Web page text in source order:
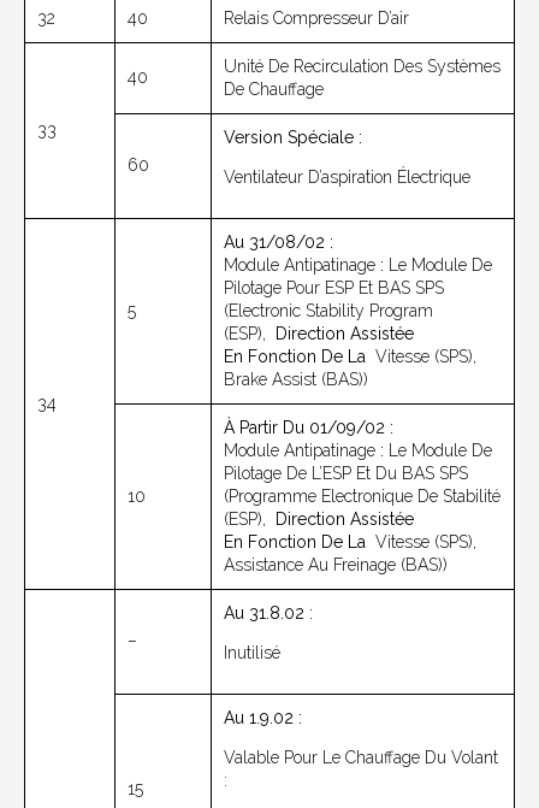
32 40 Relais Compresseur D’air
33
40
Unité De Recirculation Des Systèmes
De Chauffage
60
Version Spéciale :
Ventilateur D’aspiration Électrique
34
5
Au 31/08/02 :
Module Antipatinage : Le Module De
Pilotage Pour ESP Et BAS SPS
(Electronic Stability Program
(ESP),
Direction Assistée
En Fonction De La Vitesse (SPS),
Brake Assist (BAS))
10
À Partir Du 01/09/02 :
Module Antipatinage : Le Module De
Pilotage De L’ESP Et Du BAS SPS
(Programme Electronique De Stabilité
(ESP),
Direction Assistée
En Fonction De La Vitesse (SPS),
Assistance Au Freinage (BAS))
–
Au 31.8.02 :
Inutilisé
15
Au 1.9.02 :
Valable Pour Le Chauffage Du Volant
: